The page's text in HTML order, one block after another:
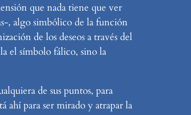
que nada tiene que ver
, algo simbólico de la función
de los deseos a través del
el símbolo fálico, sino la
de sus puntos, para
ahí para ser mirado y atrapar la